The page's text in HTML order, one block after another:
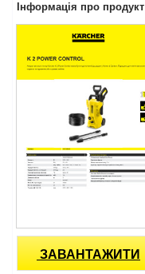
Інформація про продукт
ЗАВАНТАЖИТИ